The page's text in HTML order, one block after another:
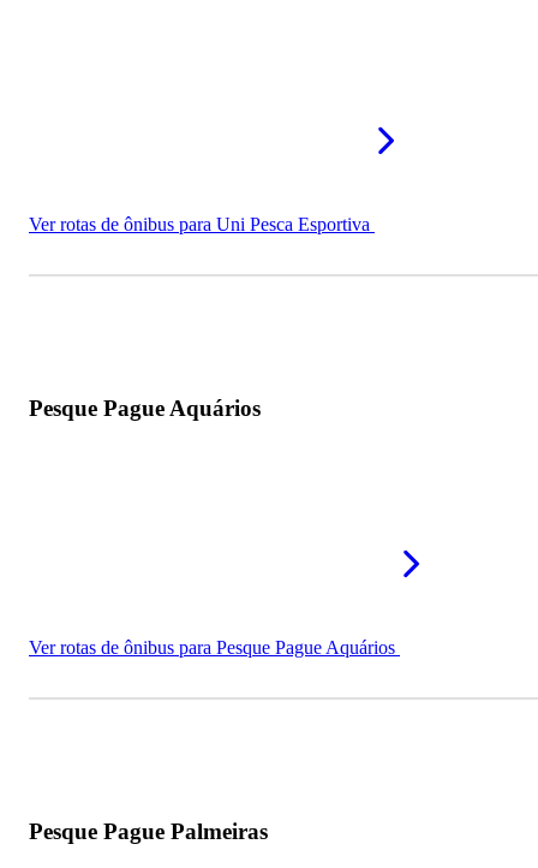
Ver rotas de ônibus para Uni Pesca Esportiva
Pesque Pague Aquários
Ver rotas de ônibus para Pesque Pague Aquários
Pesque Pague Palmeiras